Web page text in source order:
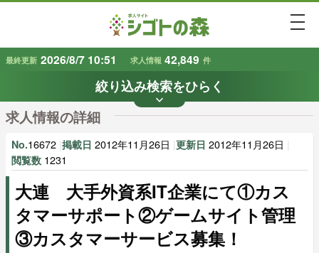
最終更新 2026/8/7 10:51 求人情報 42,849 件
絞り込み検索をひらく
keyboard_arrow_down
条件から探す
地域で探す 業種で探す
雇用形態 で探す 賃金で探す
キーワードで探す
求人情報の詳細
No.16672 掲載日 2012年11月26日 更新日 2012年11月26日
閲覧数 1231
大連 大手外資系IT企業にて①カス
タマーサポート②ゲームサイト管理
③カスタマーサービス募集！